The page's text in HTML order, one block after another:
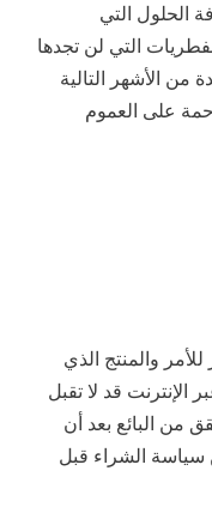
الحلول التي
التي لن تجدها
من الأشهر التالية
على العموم
والمنتج الذي
الإنترنت قد لا تقبل
من البائع بعد أن
سياسة الشراء قبل